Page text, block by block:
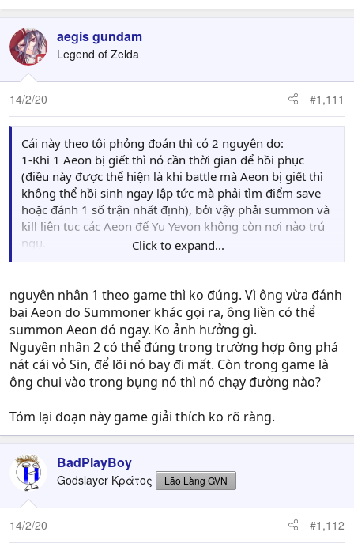
aegis gundam
Legend of Zelda
14/2/20 #1,111
Cái này theo tôi phỏng đoán thì có 2 nguyên do:
1-Khi 1 Aeon bị giết thì nó cần thời gian để hồi phục
(điều này được thể hiện là khi battle mà Aeon bị giết thì
không thể hồi sinh ngay lập tức mà phải tìm điểm save
hoặc đánh 1 số trận nhất định), bởi vậy phải summon và
kill liên tục các Aeon để Yu Yevon không còn nơi nào trú
ngụ.
2-Nếu không sum Aeon ra thì có thể linh hồn của Yu
để nhập vào.
Còn về máy móc thì như đã nói từ trước là không có điều
kiện, lần đầu Sin xuất hiện thì nó đã phá hủy hết các công
nghệ, đến khi bị tiêu diệt lần đầu, người ta đang xây
dựng lại thì nó hồi sinh và phá hủy đợt 2, đến lúc này thì
công nghệ bắt đầu bị cấm thành ra không có loại vũ khí
nào đủ hiện đại để đánh bại Sin.
Về Seymour thì tôi không nhớ rõ lắm nhưng hình như lúc
mẹ Seymour đến Zarnakand thì không đi theo đường của
Zarnakand mà bị đày ở đền Baaj?
Mục đích chuyến đi của summoner là để rèn luyện bản
thân, nếu chọn con đường ez mà đi thì làm sao gọi là rèn
luyện nữa.
Click to expand...
nguyên nhân 1 theo game thì ko đúng. Vì ông vừa đánh
bại Aeon do Summoner khác gọi ra, ông liền có thể
summon Aeon đó ngay. Ko ảnh hưởng gì.
Nguyên nhân 2 có thể đúng trong trường hợp ông phá
nát cái vỏ Sin, để lõi nó bay đi mất. Còn trong game là
ông chui vào trong bụng nó thì nó chạy đường nào?
Tóm lại đoạn này game giải thích ko rõ ràng.
BadPlayBoy
Godslayer Κράτος Lão Làng GVN
14/2/20 #1,112